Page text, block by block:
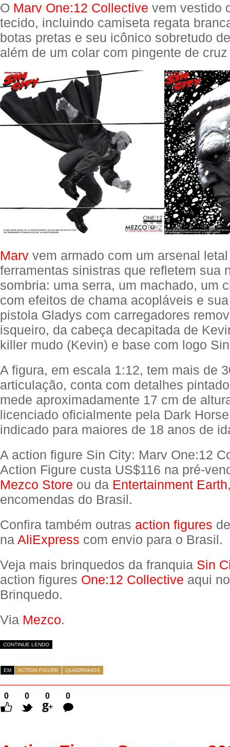
O Marv One:12 Collective vem vestido
tecido, incluindo camiseta regata
botas pretas e seu icônico sobretudo
além de um colar com pingente de
Marv vem armado com um arsenal
ferramentas sinistras que refletem sua
sombria: uma serra, um machado, um
com efeitos de chama acopláveis ​​e
pistola Gladys com carregadores
isqueiro, da cabeça decapitada de
killer mudo (Kevin) e base com logo
A figura, em escala 1:12, tem mais de
articulação, conta com detalhes
mede aproximadamente 17 cm de
licenciado oficialmente pela Dark
indicado para maiores de 18 anos de
A action figure Sin City: Marv One:12
Action Figure custa US$116 na pré-
Mezco Store ou da Entertainment Earth
encomendas do Brasil.
Confira também outras action figures
na AliExpress com envio para o Brasil.
Veja mais brinquedos da franquia Sin
action figures One:12 Collective aqui
Brinquedo.
Via Mezco.
CONTINUE LENDO
EM ACTION FIGURE QUADRINHOS
0 0 0
0
Comentários